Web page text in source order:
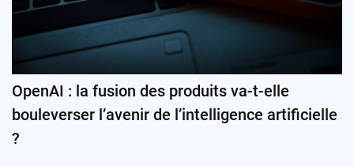
OpenAI : la fusion des produits va-t-elle
bouleverser l’avenir de l’intelligence artificielle
?